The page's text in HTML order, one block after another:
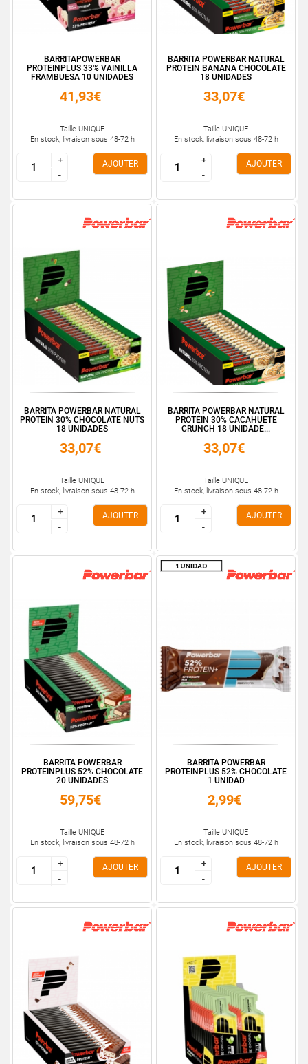
BARRITAPOWERBAR
PROTEINPLUS 33% VAINILLA
FRAMBUESA 10 UNIDADES
41,93€
Taille UNIQUE
En stock, livraison sous 48-72 h
+
-
+
-
AJOUTER
BARRITA POWERBAR NATURAL
PROTEIN BANANA CHOCOLATE
18 UNIDADES
33,07€
Taille UNIQUE
En stock, livraison sous 48-72 h
+
-
+
-
AJOUTER
BARRITA POWERBAR NATURAL
PROTEIN 30% CHOCOLATE NUTS
18 UNIDADES
33,07€
Taille UNIQUE
En stock, livraison sous 48-72 h
+
-
+
-
AJOUTER
BARRITA POWERBAR NATURAL
PROTEIN 30% CACAHUETE
CRUNCH 18 UNIDADE...
33,07€
Taille UNIQUE
En stock, livraison sous 48-72 h
+
-
+
-
AJOUTER
BARRITA POWERBAR
PROTEINPLUS 52% CHOCOLATE
20 UNIDADES
59,75€
Taille UNIQUE
En stock, livraison sous 48-72 h
+
-
+
-
AJOUTER
BARRITA POWERBAR
PROTEINPLUS 52% CHOCOLATE
1 UNIDAD
2,99€
Taille UNIQUE
En stock, livraison sous 48-72 h
+
-
+
-
AJOUTER